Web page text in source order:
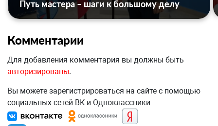
Путь мастера – шаги к большому делу
Комментарии
Для добавления комментария вы должны быть
авторизированы.
Вы можете зарегистрироваться на сайте с помощью
социальных сетей ВК и Одноклассники